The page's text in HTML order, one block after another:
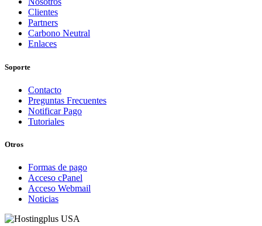
Clientes
Partners
Carbono Neutral
Enlaces
Soporte
Contacto
Preguntas Frecuentes
Notificar Pago
Tutoriales
Otros
Formas de pago
Acceso cPanel
Acceso Webmail
Noticias